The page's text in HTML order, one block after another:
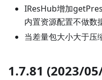
IResHub增加
内置资源配置不做数
当差量包大小大于压
1.7.81 (2023/